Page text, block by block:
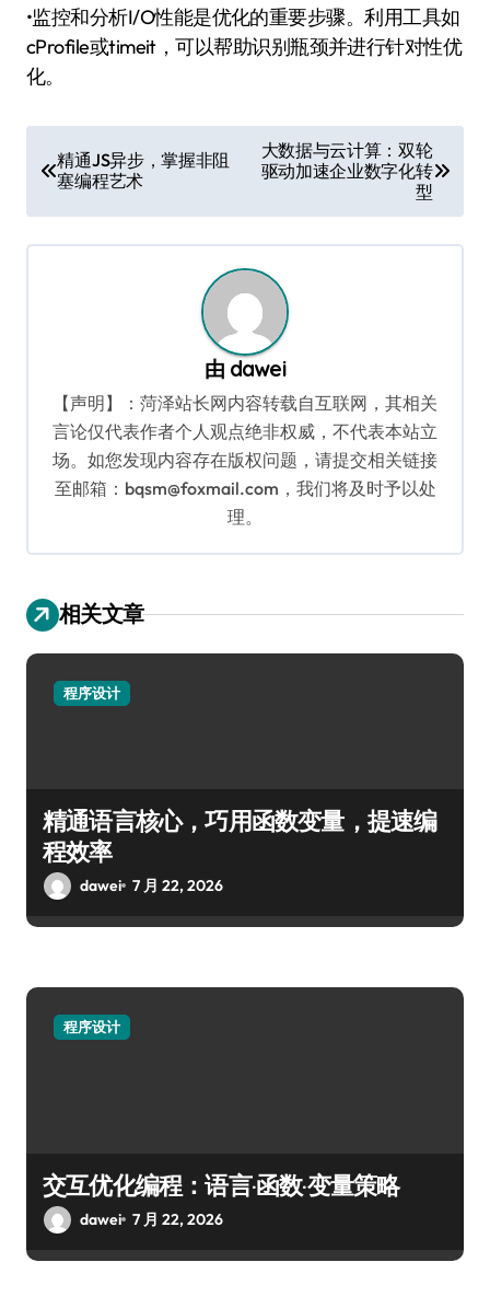
•监控和分析I/O性能是优化的重要步骤。利用工具如
cProfile或timeit，可以帮助识别瓶颈并进行针对性优
化。
章
导
航
精通JS异步，掌握非阻
塞编程艺术
大数据与云计算：双轮
驱动加速企业数字化转
型
由 dawei
【声明】：菏泽站长网内容转载自互联网，其相关
言论仅代表作者个人观点绝非权威，不代表本站立
场。如您发现内容存在版权问题，请提交相关链接
至邮箱：bqsm@foxmail.com，我们将及时予以处
理。
相关文章
程序设计
精通语言核心，巧用函数变量，提速编
程效率
dawei 7 月 22, 2026
程序设计
交互优化编程：语言·函数·变量策略
dawei 7 月 22, 2026